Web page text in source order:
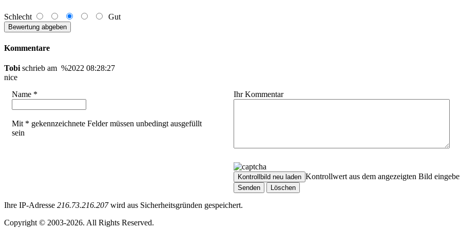
Schlecht Gut
Kommentare
Tobi schrieb am %2022 08:28:27
nice
Name *
Mit * gekennzeichnete Felder müssen unbedingt ausgefüllt
sein
Ihr Kommentar
Kontrollwert aus dem angezeigten Bild
Ihre IP-Adresse 216.73.216.207wird aus Sicherheitsgründen gespeichert.
Copyright © 2003-2026. All Rights Reserved.